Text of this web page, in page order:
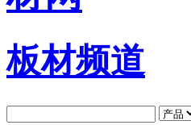
板材频道